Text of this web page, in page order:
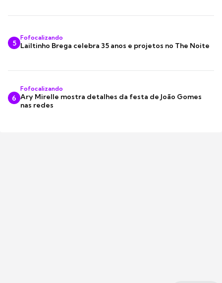
5
Fofocalizando
Lailtinho Brega celebra 35 anos e projetos no The Noite
6
Fofocalizando
Ary Mirelle mostra detalhes da festa de João Gomes
nas redes